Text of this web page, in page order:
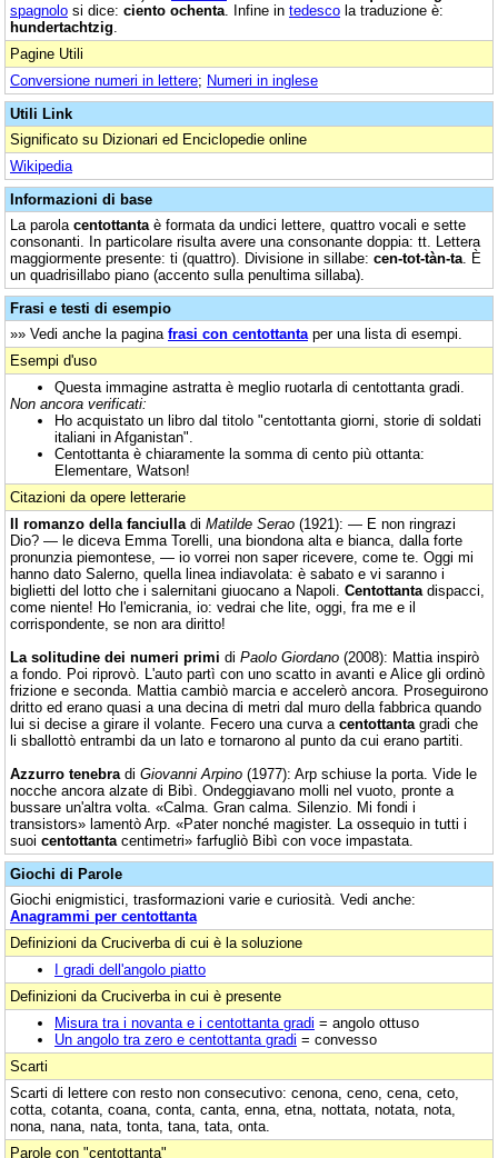
spagnolo si dice: ciento ochenta . Infine in tedesco la traduzione è:
hundertachtzig
Pagine Utili
Conversione numeri in lettere; Numeri in inglese
Utili Link
Significato su Dizionari ed Enciclopedie online
Wikipedia
Informazioni di base
La parola centottanta è formata da undici lettere, quattro vocali e sette
consonanti. In particolare risulta avere una consonante doppia: tt. Lettera
maggiormente presente: ti (quattro). Divisione in sillabe: cen-tot-tàn-ta . È
un quadrisillabo piano (accento sulla penultima sillaba).
Frasi e testi di esempio
»» Vedi anche la pagina frasi con centottanta per una lista di esempi.
Esempi d'uso
Questa immagine astratta è meglio ruotarla di centottanta gradi.
Non ancora verificati:
Ho acquistato un libro dal titolo "centottanta giorni, storie di soldati
italiani in Afganistan".
Centottanta è chiaramente la somma di cento più ottanta:
Elementare, Watson!
Citazioni da opere letterarie
Il romanzo della fanciulla di Matilde Serao (1921): — E non ringrazi
Dio? — le diceva Emma Torelli, una biondona alta e bianca, dalla forte
pronunzia piemontese, — io vorrei non saper ricevere, come te. Oggi mi
hanno dato Salerno, quella linea indiavolata: è sabato e vi saranno i
biglietti del lotto che i salernitani giuocano a Napoli. Centottanta dispacci,
come niente! Ho l'emicrania, io: vedrai che lite, oggi, fra me e il
corrispondente, se non ara diritto!
La solitudine dei numeri primi di Paolo Giordano (2008): Mattia inspirò
a fondo. Poi riprovò. L'auto partì con uno scatto in avanti e Alice gli ordinò
frizione e seconda. Mattia cambiò marcia e accelerò ancora. Proseguirono
dritto ed erano quasi a una decina di metri dal muro della fabbrica quando
lui si decise a girare il volante. Fecero una curva a centottanta gradi che
li sballottò entrambi da un lato e tornarono al punto da cui erano partiti.
Azzurro tenebra di Giovanni Arpino (1977): Arp schiuse la porta. Vide le
nocche ancora alzate di Bibì. Ondeggiavano molli nel vuoto, pronte a
bussare un'altra volta. «Calma. Gran calma. Silenzio. Mi fondi i
transistors» lamentò Arp. «Pater nonché magister. La ossequio in tutti i
suoi centottanta centimetri» farfugliò Bibì con voce impastata.
Giochi di Parole
Giochi enigmistici, trasformazioni varie e curiosità. Vedi anche:
Anagrammi per centottanta
Definizioni da Cruciverba di cui è la soluzione
I gradi dell'angolo piatto
Definizioni da Cruciverba in cui è presente
Misura tra i novanta e i centottanta gradi = angolo ottuso
Un angolo tra zero e centottanta gradi = convesso
Scarti
Scarti di lettere con resto non consecutivo: cenona, ceno, cena, ceto,
cotta, cotanta, coana, conta, canta, enna, etna, nottata, notata, nota,
nona, nana, nata, tonta, tana, tata, onta.
Parole con "centottanta"